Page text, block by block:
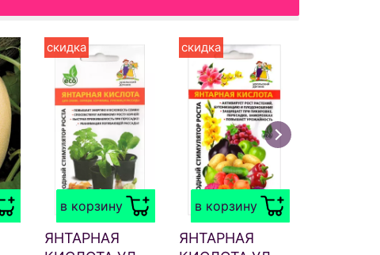
в корзину
скидка
ЯНТАРНАЯ
в корзину
скидка
ЯНТАРНАЯ